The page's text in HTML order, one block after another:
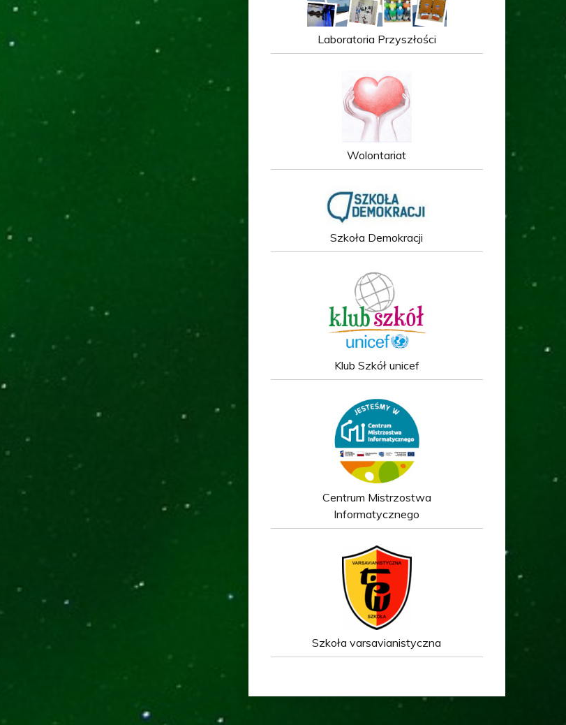
Laboratoria Przyszłości
Wolontariat
Szkoła Demokracji
Klub Szkół unicef
Centrum Mistrzostwa
Informatycznego
Szkoła varsavianistyczna